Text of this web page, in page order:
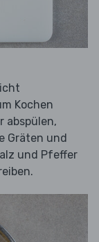
Kochen
abspülen,
Gräten und
und Pfeffer